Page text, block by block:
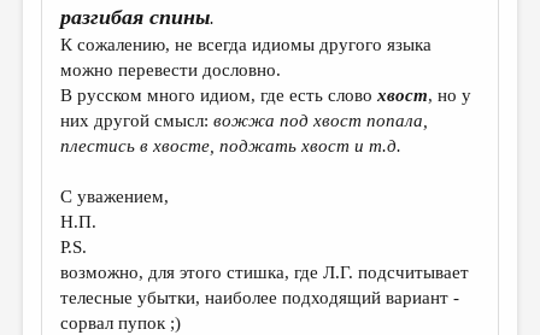
разгибая спины.
К сожалению, не всегда идиомы другого языка
можно перевести дословно.
В русском много идиом, где есть словохвост, но у
них другой смысл:вожжа под хвост попала,
плестись в хвосте, поджать хвост и т.д.
С уважением,
Н.П.
P.S.
возможно, для этого стишка, где Л.Г. подсчитывает
телесные убытки, наиболее подходящий вариант -
сорвал пупок ;)